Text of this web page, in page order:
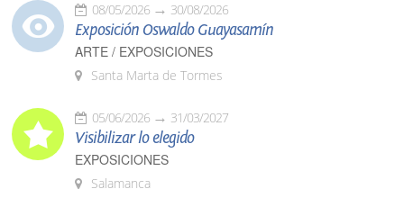
08/05/2026 30/08/2026
Exposición Oswaldo Guayasamín
ARTE / EXPOSICIONES
Santa Marta de Tormes
05/06/2026 31/03/2027
Visibilizar lo elegido
EXPOSICIONES
Salamanca